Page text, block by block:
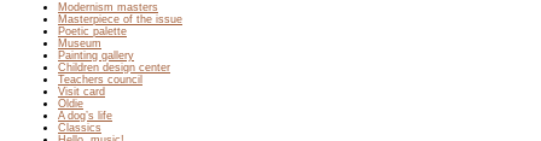
Modernism masters
Masterpiece of the issue
Poetic palette
Museum
Painting gallery
Children design center
Teachers council
Visit card
Oldie
A dog’s life
Classics